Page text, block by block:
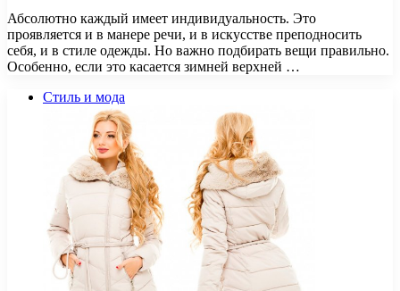
Абсолютно каждый имеет индивидуальность. Это
проявляется и в манере речи, и в искусстве преподносить
себя, и в стиле одежды. Но важно подбирать вещи правильно.
Особенно, если это касается зимней верхней …
Стиль и мода